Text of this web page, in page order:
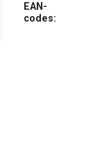
EAN-
codes: